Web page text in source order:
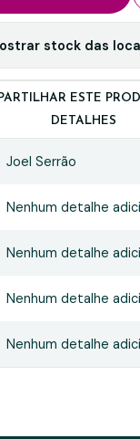
stock das
PARTILHAR ESTE
DETALHES
Joel Serrão
Nenhum detalhe
Nenhum detalhe
Nenhum detalhe
Nenhum detalhe